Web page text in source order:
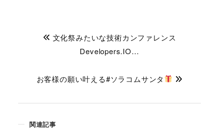
関連記事
文化祭みたいな技術カンファレンス
Developers.IO…
お客様の願い叶える#ソラコムサンタ